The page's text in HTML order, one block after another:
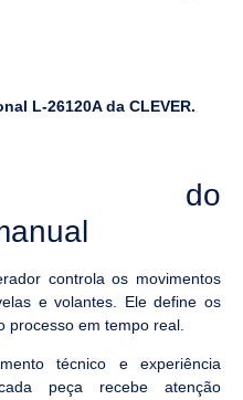
L-26120A da CLEVER.
do
controla os movimentos
e volantes. Ele define os
processo em tempo real.
técnico e experiência
peça recebe atenção